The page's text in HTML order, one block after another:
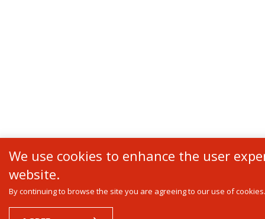
We use cookies to enhance the user
website.
By continuing to browse the site you are agreeing to our use of